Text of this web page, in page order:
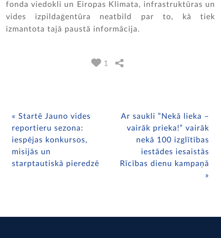
fonda viedokli un Eiropas Klimata, infrastruktūras un
vides izpildaģentūra neatbild par to, kā tiek
izmantota tajā paustā informācija.
1
Startē Jauno vides
reportieru sezona:
iespējas konkursos,
misijās un
starptautiskā pieredzē
Ar saukli ”Nekā lieka –
vairāk prieka!” vairāk
nekā 100 izglītības
iestādes iesaistās
Rīcības dienu kampaņā